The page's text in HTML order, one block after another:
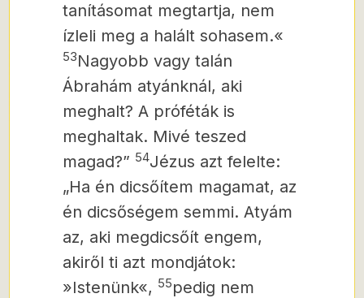
tanításomat megtartja, nem
ízleli meg a halált sohasem.«
53Nagyobb vagy talán
Ábrahám atyánknál, aki
meghalt? A próféták is
meghaltak. Mivé teszed
magad?” 54Jézus azt felelte:
„Ha én dicsőítem magamat, az
én dicsőségem semmi. Atyám
az, aki megdicsőít engem,
akiről ti azt mondjátok:
»Istenünk«, 55pedig nem